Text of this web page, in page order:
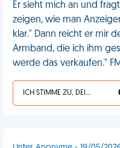
Er sieht mich an und
zeigen, wie man
klar." Dann reicht er mir
Armband, die ich ihm
werde das verkaufen."
ICH STIMME ZU, DEIN LEBEN IST SCHEISSE